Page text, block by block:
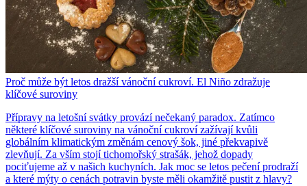
Proč může být letos dražší vánoční cukroví. El Niño zdražuje
klíčové suroviny
Přípravy na letošní svátky provází nečekaný paradox. Zatímco
některé klíčové suroviny na vánoční cukroví zažívají kvůli
globálním klimatickým změnám cenový šok, jiné překvapivě
zlevňují. Za vším stojí tichomořský strašák, jehož dopady
pociťujeme až v našich kuchyních. Jak moc se letos pečení prodraží
a které mýty o cenách potravin byste měli okamžitě pustit z hlavy?